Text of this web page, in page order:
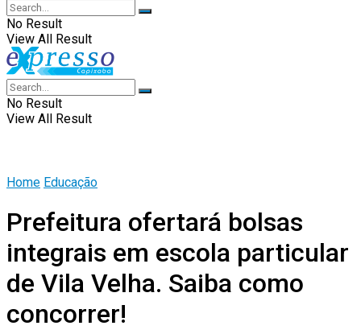
No Result
View All Result
No Result
View All Result
Home Educação
Prefeitura ofertará bolsas
integrais em escola particular
de Vila Velha. Saiba como
concorrer!